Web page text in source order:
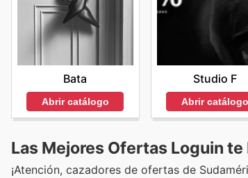
Bata
Abrir catálogo
Studio F
Abrir catálogo
Las Mejores Ofertas Loguin
¡Atención, cazadores de ofertas de